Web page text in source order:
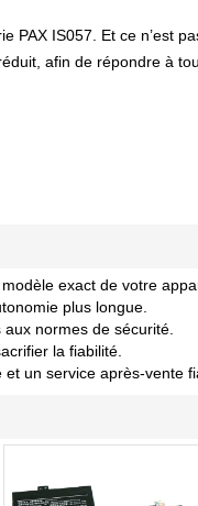
PAX IS057. Et ce n’est
afin de répondre à
exact de votre
plus longue.
normes de sécurité.
la fiabilité.
un service après-vente